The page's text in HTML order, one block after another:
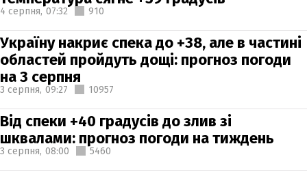
4 серпня, 07:32 910
Україну накриє спека до +38, але в частині
областей пройдуть дощі: прогноз погоди
на 3 серпня
3 серпня, 09:27 10957
Від спеки +40 градусів до злив зі
шквалами: прогноз погоди на тиждень
3 серпня, 08:00 5460